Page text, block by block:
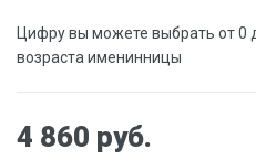
Цифру вы можете выбрать от 0
возраста именинницы
4 860 руб.